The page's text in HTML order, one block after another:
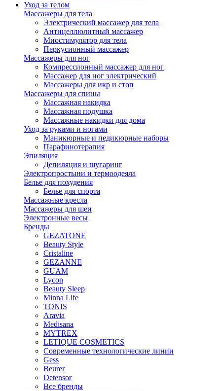
Уход за телом
Массажеры для тела
Электрический массажер для тела
Антицеллюлитный массажер
Миостимулятор для тела
Перкусионный массажер
Массажеры для ног
Компрессионный массажер для ног
Массажер для ног электрический
Массажеры для икр и стоп
Массажеры для спины
Массажная накидка
Массажная подушка
Массажные накидки для дома
Уход за руками и ногами
Маникюрные и педикюрные наборы
Парафинотерапия
Эпиляция
Депиляция и шугаринг
Электропростыни и термоодеяла
Белье для похудения
Белье для спорта
Массажные кресла
Массажеры для шеи
Электронные весы
Бренды
GEZATONE
Beauty Style
Cristaline
GEZANNE
GUAM
Lycon
Beauty Sleep
Minna Life
TONIS
Aravia
Medisana
MYTREX
LETIQUE COSMETICS
Современные технологические линии
Gess
Beurer
Detensor
Все бренды